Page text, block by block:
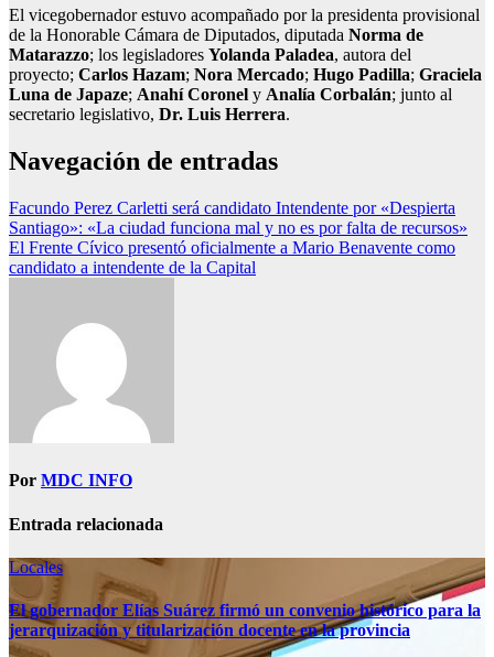
El vicegobernador estuvo acompañado por la presidenta provisional
de la Honorable Cámara de Diputados, diputada Norma de
Matarazzo; los legisladores Yolanda Paladea, autora del
proyecto; Carlos Hazam; Nora Mercado; Hugo Padilla; Graciela
Luna de Japaze; Anahí Coronel y Analía Corbalán; junto al
secretario legislativo, Dr. Luis Herrera.
Navegación de entradas
Facundo Perez Carletti será candidato Intendente por «Despierta
Santiago»: «La ciudad funciona mal y no es por falta de recursos»
El Frente Cívico presentó oficialmente a Mario Benavente como
candidato a intendente de la Capital
Por MDC INFO
Entrada relacionada
Locales
El gobernador Elías Suárez firmó un convenio histórico para la
jerarquización y titularización docente en la provincia